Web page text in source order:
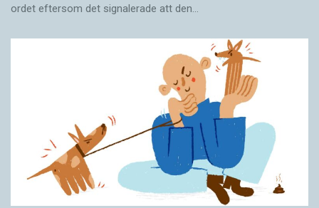
ordet eftersom det ­signalerade att den…